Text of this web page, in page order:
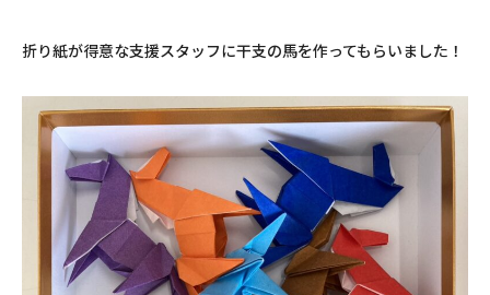
折り紙が得意な支援スタッフに干支の馬を作ってもらいました！